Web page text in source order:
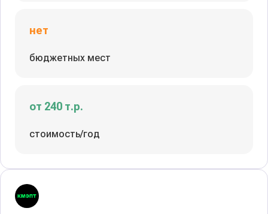
нет
бюджетных мест
от 240 т.р.
стоимость/год